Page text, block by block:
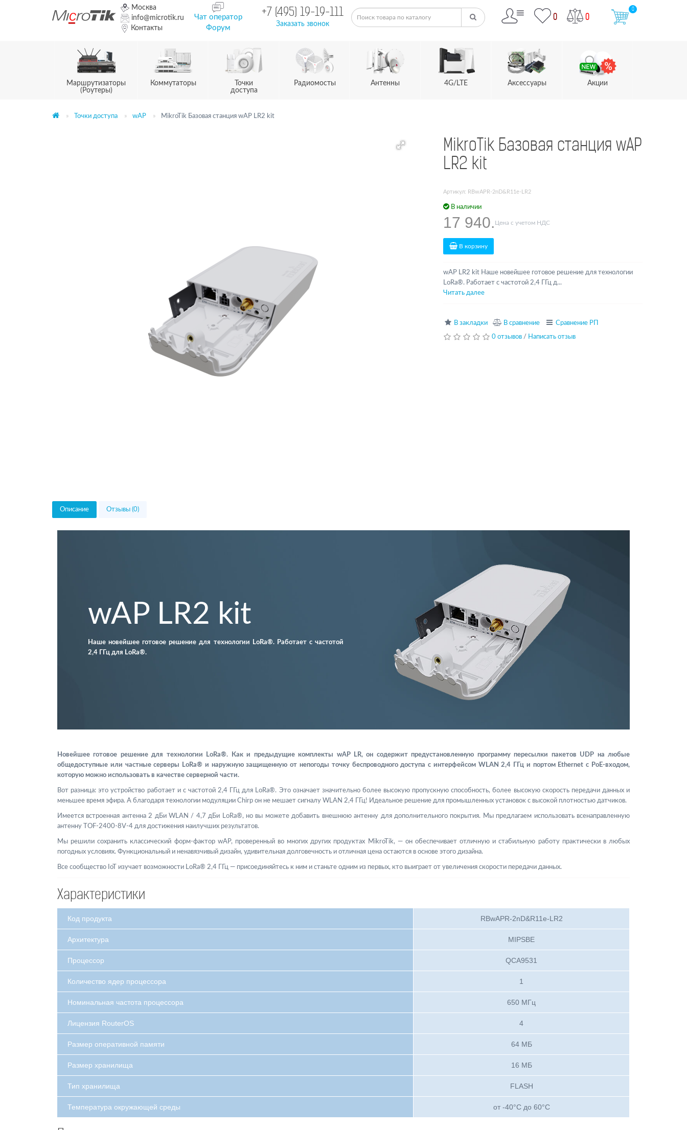
Москва
info@microtik.ru
Контакты
Чат оператор
Форум
+7 (495) 19-19-111
Заказать звонок
0 0
0
Маршрутизаторы
(Роутеры)
Коммутаторы
Точки
доступа
Радиомосты Антенны 4G/LTE Аксессуары Акции
Точки доступа wAP MikroTik Базовая станция wAP LR2 kit
MikroTik Базовая станция wAP
LR2 kit
Артикул: RBwAPR-2nD&R11e-LR2
В наличии
17 940. Цена с учетом НДС
В корзину
wAP LR2 kit Наше новейшее готовое решение для технологии
LoRa®. Работает с частотой 2,4 ГГц д...
Читать далее
В закладки В сравнение Сравнение РП
0 отзывов / Написать отзыв
Описание Отзывы (0)
wAP LR2 kit
Наше новейшее готовое решение для технологии LoRa®. Работает с частотой
2,4 ГГц для LoRa®.
Новейшее готовое решение для технологии LoRa®. Как и предыдущие комплекты wAP LR, он содержит предустановленную программу пересылки пакетов UDP на любые
общедоступные или частные серверы LoRa® и наружную защищенную от непогоды точку беспроводного доступа с интерфейсом WLAN 2,4 ГГц и портом Ethernet с PoE-входом,
которую можно использовать в качестве серверной части.
Вот разница: это устройство работает и с частотой 2,4 ГГц для LoRa®. Это означает значительно более высокую пропускную способность, более высокую скорость передачи данных и
меньшее время эфира. А благодаря технологии модуляции Chirp он не мешает сигналу WLAN 2,4 ГГц! Идеальное решение для промышленных установок с высокой плотностью датчиков.
Имеется встроенная антенна 2 дБи WLAN / 4,7 дБи LoRa®, но вы можете добавить внешнюю антенну для дополнительного покрытия. Мы предлагаем использовать всенаправленную
антенну TOF-2400-8V-4 для достижения наилучших результатов.
Мы решили сохранить классический форм-фактор wAP, проверенный во многих других продуктах MikroTik, — он обеспечивает отличную и стабильную работу практически в любых
погодных условиях. Функциональный и ненавязчивый дизайн, удивительная долговечность и отличная цена остаются в основе этого дизайна.
Все сообщество IoT изучает возможности LoRa® 2,4 ГГц — присоединяйтесь к ним и станьте одним из первых, кто выиграет от увеличения скорости передачи данных.
Характеристики
Код продукта RBwAPR-2nD&R11e-LR2
Архитектура MIPSBE
Процессор QCA9531
Количество ядер процессора 1
Номинальная частота процессора 650 МГц
Лицензия RouterOS 4
Размер оперативной памяти 64 МБ
Размер хранилища 16 МБ
Тип хранилища FLASH
Температура окружающей среды от -40°C до 60°C